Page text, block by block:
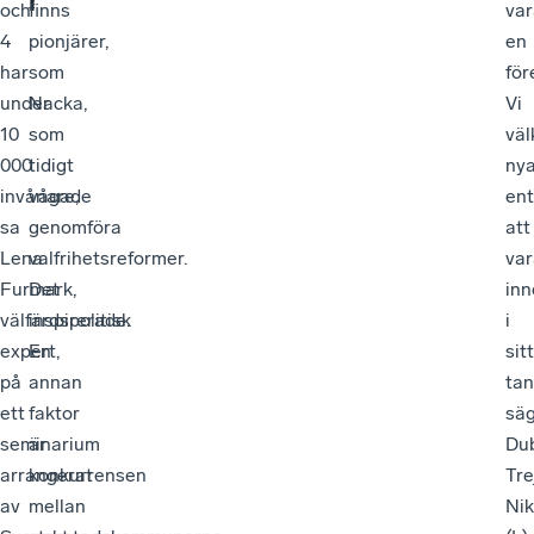
och
4
har
under
10
000
invånare,
sa
Lena
Furmark,
välfärdspolitisk
expert,
på
ett
seminarium
arrangerat
av
finns
pionjärer,
som
Nacka,
som
tidigt
vågade
genomföra
valfrihetsreformer.
Det
inspirerade.
En
annan
faktor
är
konkurrensen
mellan
en
Vi
att
i
sitt